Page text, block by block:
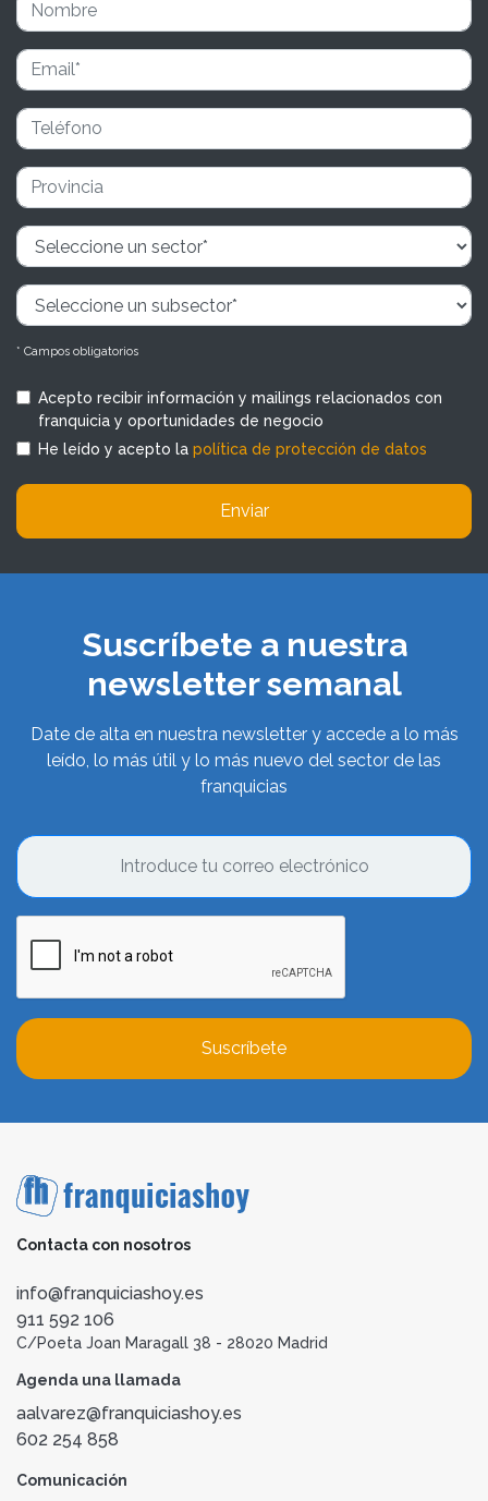
* Campos obligatorios
Acepto recibir información y mailings relacionados con
franquicia y oportunidades de negocio
He leído y acepto la política de protección de datos
Enviar
Suscríbete a nuestra
newsletter semanal
Date de alta en nuestra newsletter y accede a lo más
leído, lo más útil y lo más nuevo del sector de las
franquicias
Suscríbete
Contacta con nosotros
info@franquiciashoy.es
911 592 106
C/Poeta Joan Maragall 38 - 28020 Madrid
Agenda una llamada
aalvarez@franquiciashoy.es
602 254 858
Comunicación